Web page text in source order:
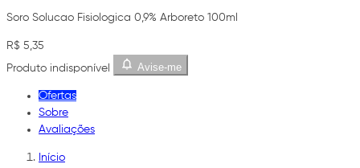
Soro Solucao Fisiologica 0,9% Arboreto 100ml
R$ 5,35
Produto indisponível
Avise-me
Ofertas
Sobre
Avaliações
Início